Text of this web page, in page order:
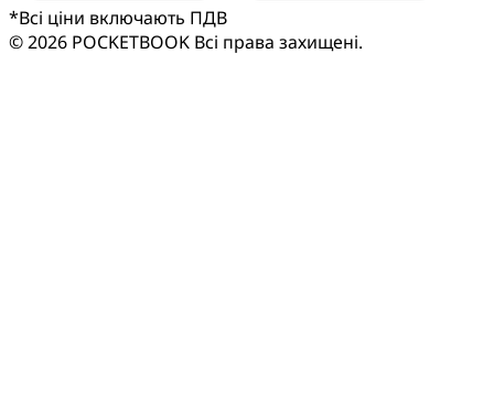
*Всі ціни включають ПДВ
© 2026 POCKETBOOK Всі права захищені.